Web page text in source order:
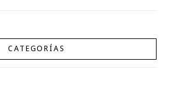
CATEGORÍAS